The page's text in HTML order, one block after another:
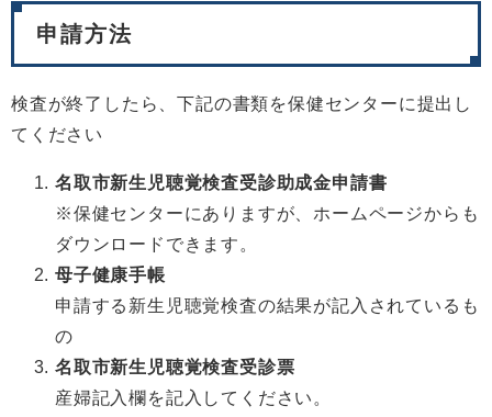
申請方法
検査が終了したら、下記の書類を保健センターに提出し
てください
名取市新生児聴覚検査受診助成金申請書
※保健センターにありますが、ホームページからも
ダウンロードできます。
母子健康手帳
申請する新生児聴覚検査の結果が記入されているも
の
名取市新生児聴覚検査受診票
産婦記入欄を記入してください。